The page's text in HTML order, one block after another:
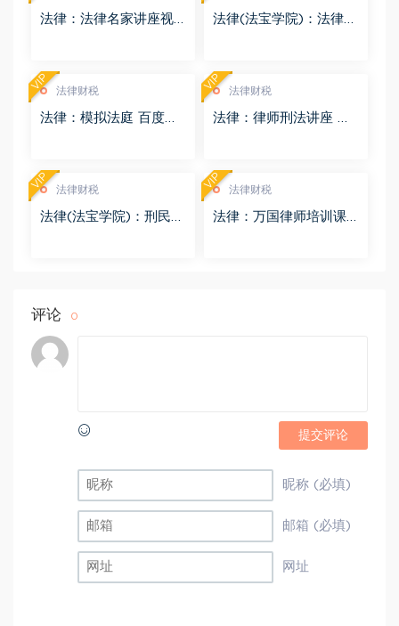
法律：法律名家讲座视
法律(法宝学院)：法律信
法律财税
法律：模拟法庭 百度网
VIP 法律财税
法律：律师刑法讲座 百
VIP
法律财税
法律(法宝学院)：刑民交
VIP 法律财税
法律：万国律师培训课
VIP
评论 0
提交评论
昵称 (必填)
邮箱 (必填)
网址